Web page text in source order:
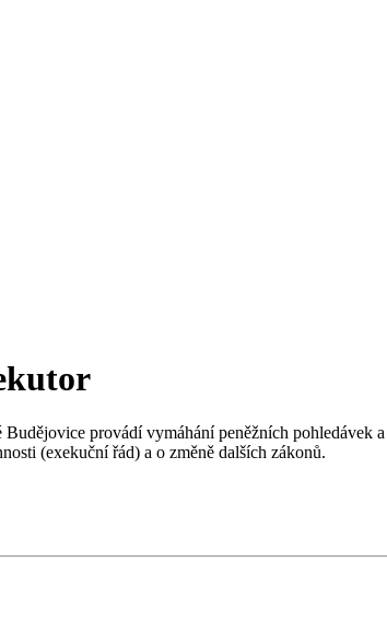
provádí vymáhání peněžních pohledávek
(exekuční řád) a o změně dalších zákonů.